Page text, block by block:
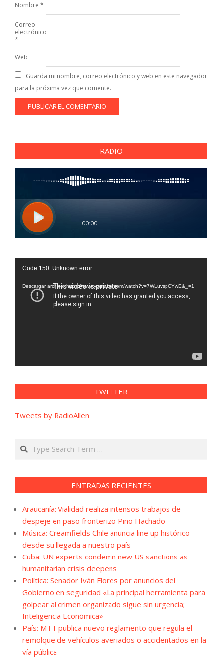
Nombre *
Correo
electrónico
*
Web
Guarda mi nombre, correo electrónico y web en este navegador
para la próxima vez que comente.
RADIO
Reproductor
vídeo
Code 150: Unknown error.
Descargar archivo: https://www.youtube.com/watch?v=7WLuvspCYwE&_=1
TWITTER
Tweets by RadioAllen
Search
ENTRADAS RECIENTES
Araucanía: Vialidad realiza intensos trabajos de
despeje en paso fronterizo Pino Hachado
Música: Creamfields Chile anuncia line up histórico
desde su llegada a nuestro país
Cuba: UN experts condemn new US sanctions as
humanitarian crisis deepens
Política: Senador Iván Flores por anuncios del
Gobierno en seguridad «La principal herramienta para
golpear al crimen organizado sigue sin urgencia;
Inteligencia Económica»
País: MTT publica nuevo reglamento que regula el
remolque de vehículos averiados o accidentados en la
vía pública